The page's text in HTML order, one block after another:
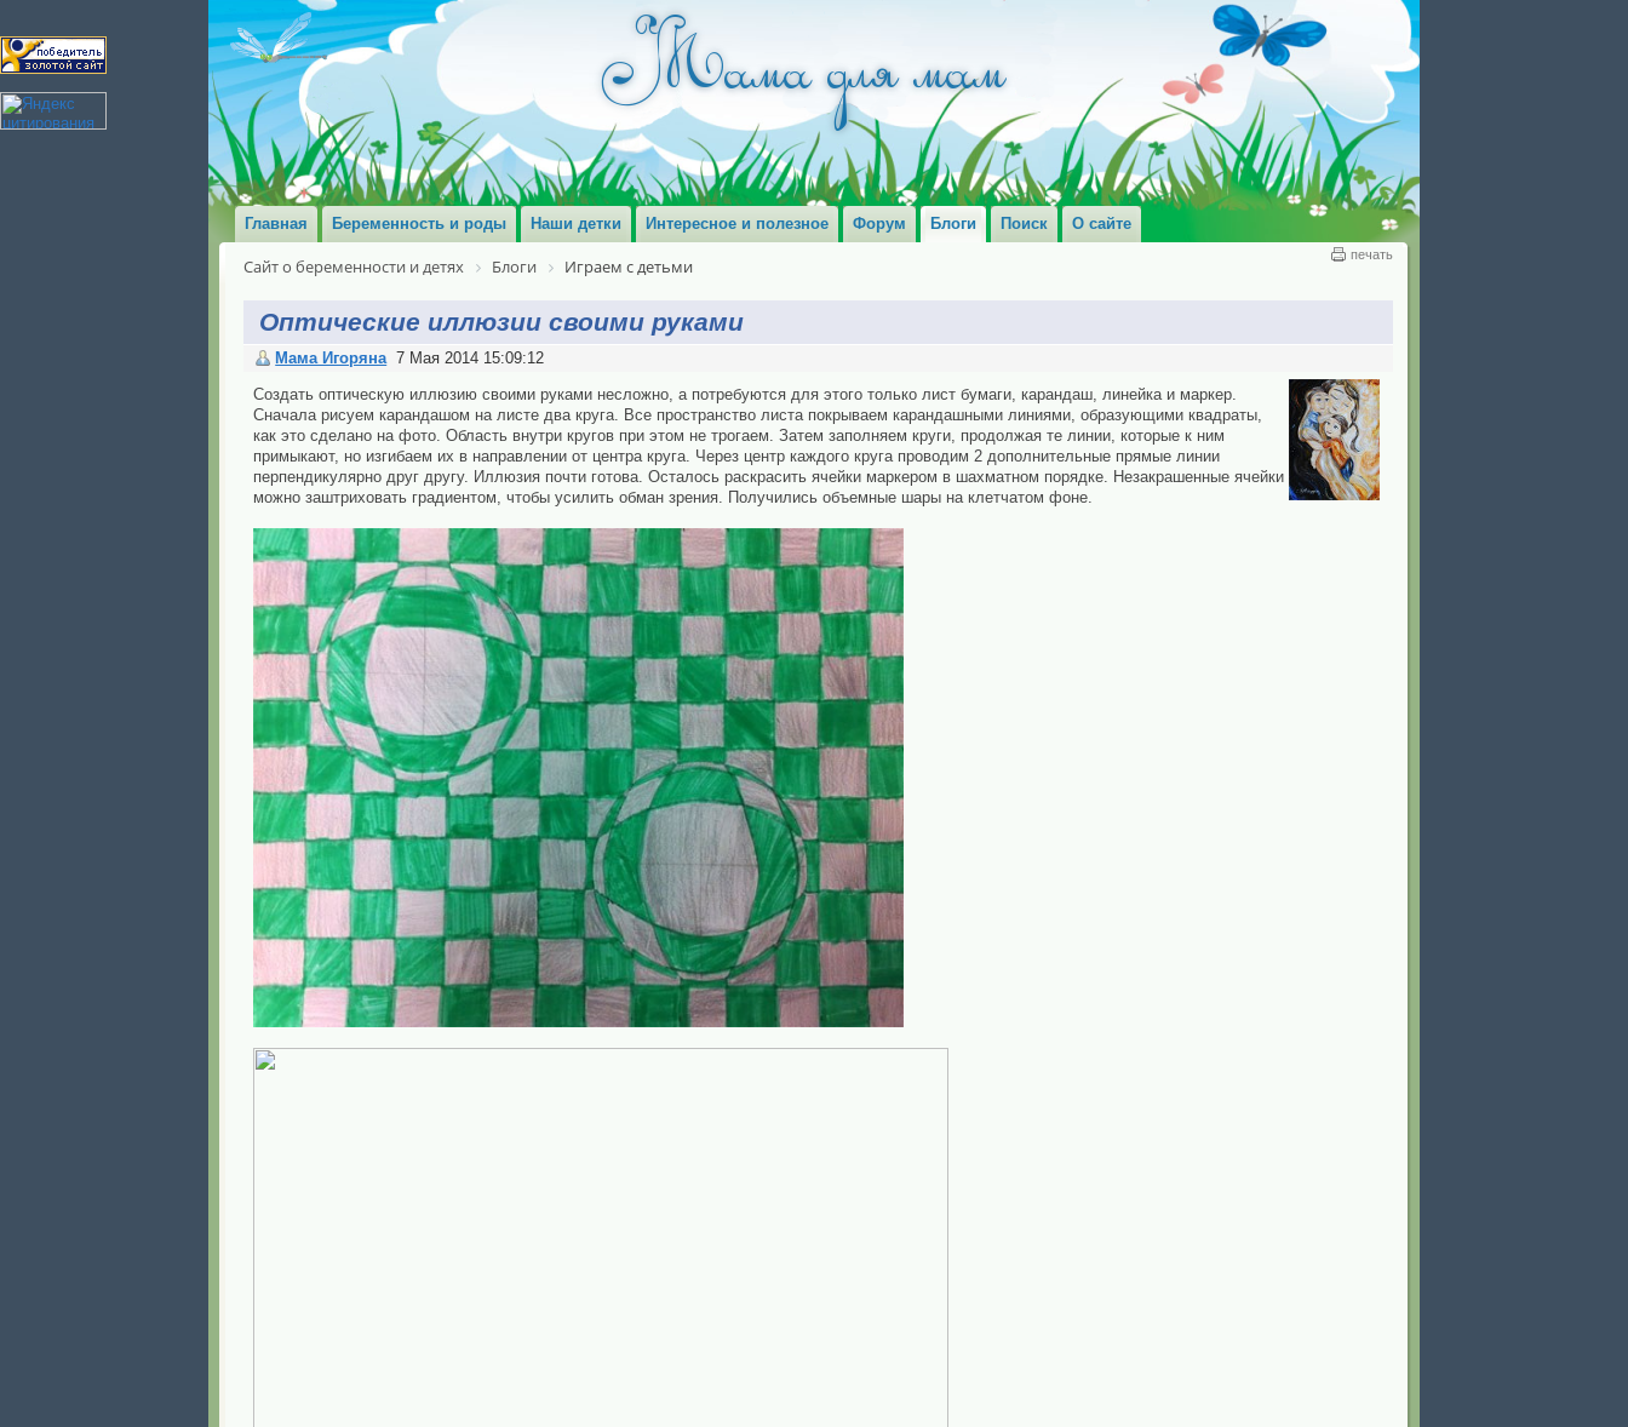
Главная Беременность и роды Наши детки Интересное и полезное Форум Блоги Поиск О сайте
печать
Сайт о беременности и детях Блоги Играем с детьми
Оптические иллюзии своими руками
Мама Игоряна 7 Мая 2014 15:09:12
Создать оптическую иллюзию своими руками несложно, а потребуются для этого только лист бумаги, карандаш, линейка и маркер.
Сначала рисуем карандашом на листе два круга. Все пространство листа покрываем карандашными линиями, образующими квадраты,
как это сделано на фото. Область внутри кругов при этом не трогаем. Затем заполняем круги, продолжая те линии, которые к ним
примыкают, но изгибаем их в направлении от центра круга. Через центр каждого круга проводим 2 дополнительные прямые линии
перпендикулярно друг другу. Иллюзия почти готова. Осталось раскрасить ячейки маркером в шахматном порядке. Незакрашенные ячейки
можно заштриховать градиентом, чтобы усилить обман зрения. Получились объемные шары на клетчатом фоне.